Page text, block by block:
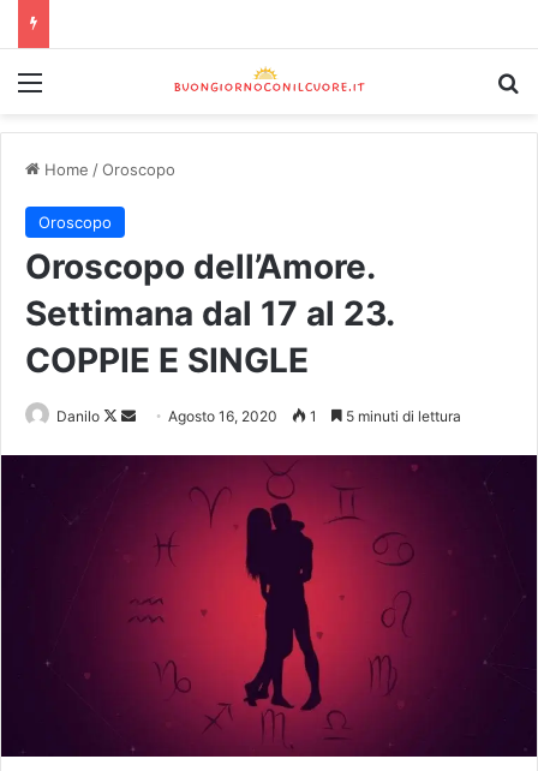
Home /Oroscopo
Oroscopo
Oroscopo dell’Amore.
Settimana dal 17 al 23.
COPPIE E SINGLE
Danilo Agosto 16, 2020 1 5 minuti di lettura